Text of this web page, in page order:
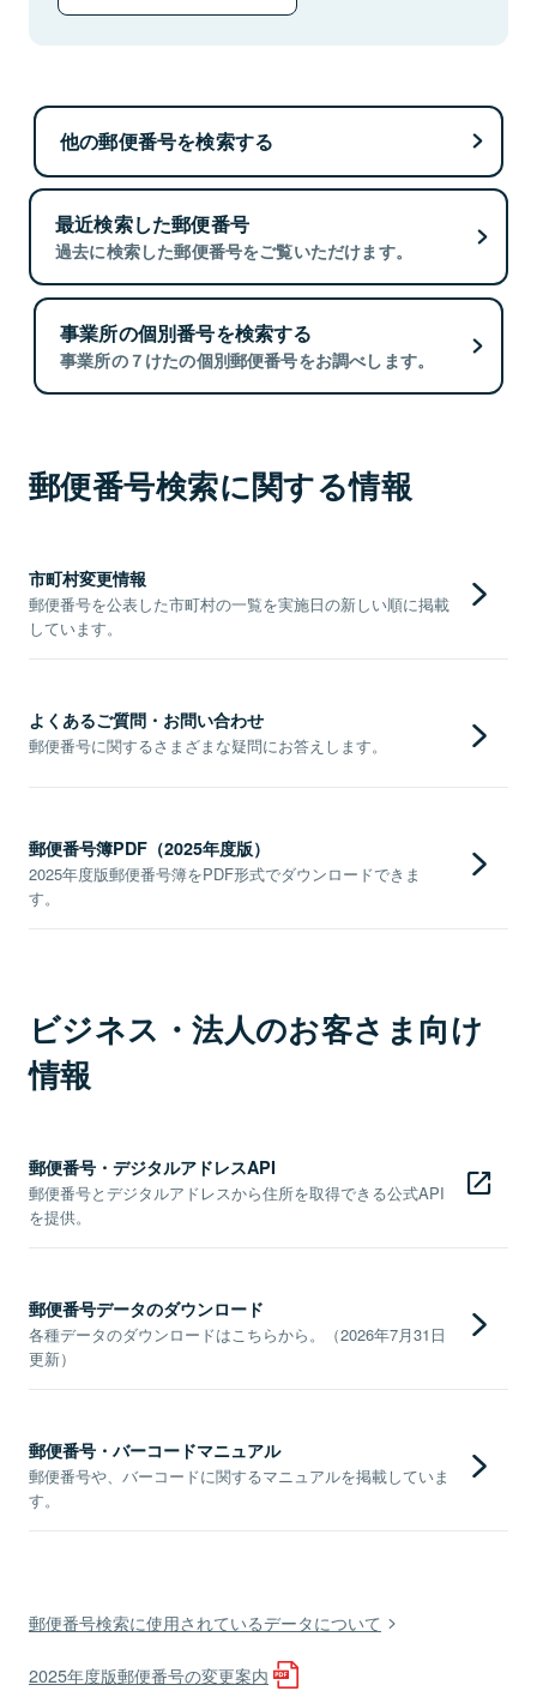
他の郵便番号を検索する
最近検索した郵便番号
過去に検索した郵便番号をご覧いただけます。
事業所の個別番号を検索する
事業所の７けたの個別郵便番号をお調べします。
郵便番号検索に関する情報
市町村変更情報
郵便番号を公表した市町村の一覧を実施日の新しい順に掲載
しています。
よくあるご質問・お問い合わせ
郵便番号に関するさまざまな疑問にお答えします。
郵便番号簿PDF（2025年度版）
2025年度版郵便番号簿をPDF形式でダウンロードできま
す。
ビジネス・法人のお客さま向け
情報
郵便番号・デジタルアドレスAPI
郵便番号とデジタルアドレスから住所を取得できる公式API
を提供。
郵便番号データのダウンロード
各種データのダウンロードはこちらから。（2026年7月31日
更新）
郵便番号・バーコードマニュアル
郵便番号や、バーコードに関するマニュアルを掲載していま
す。
郵便番号検索に使用されているデータについて
2025年度版郵便番号の変更案内